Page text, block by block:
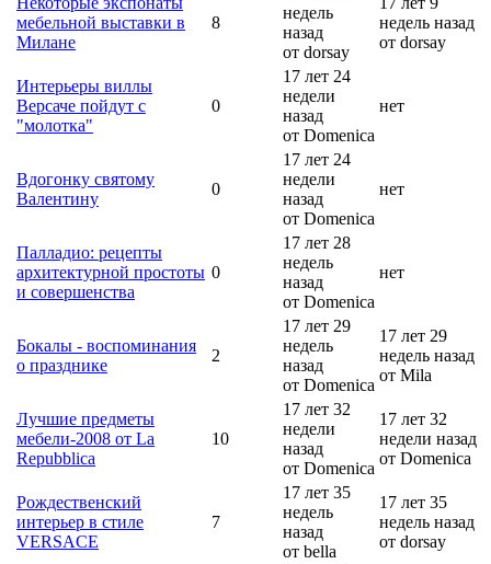
мебельной выставки в
Милане
8
недель
назад
от dorsay
недель назад
от dorsay
Интерьеры виллы
Версаче пойдут с
"молотка"
0
17 лет 24
недели
назад
от Domenica
нет
Вдогонку святому
Валентину
0
17 лет 24
недели
назад
от Domenica
нет
Палладио: рецепты
архитектурной простоты
и совершенства
0
17 лет 28
недель
назад
от Domenica
нет
Бокалы - воспоминания
о празднике
2
17 лет 29
недель
назад
от Domenica
17 лет 29
недель назад
от Mila
Лучшие предметы
мебели-2008 от La
Repubblica
10
17 лет 32
недели
назад
от Domenica
17 лет 32
недели назад
от Domenica
Рождественский
интерьер в стиле
VERSACE
7
17 лет 35
недель
назад
от bella
17 лет 35
недель назад
от dorsay